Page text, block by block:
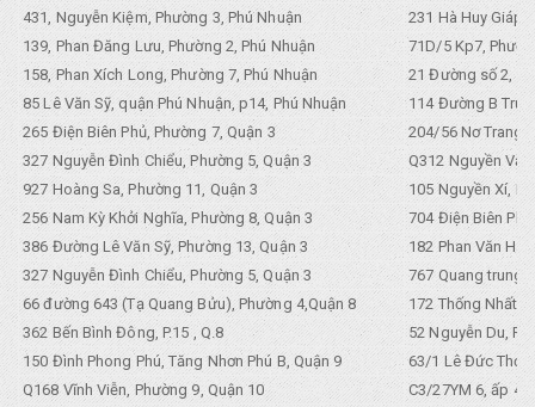
431, Nguyễn Kiệm, Phường 3, Phú Nhuận
231 Hà Huy Giáp,
139, Phan Đăng Lưu, Phường 2, Phú Nhuận
71D/5 Kp7,
158, Phan Xích Long, Phường 7, Phú Nhuận
21 Đường số 2,
85 Lê Văn Sỹ, quận Phú Nhuận, p14, Phú Nhuận
114 Đường B
265 Điện Biên Phủ, Phường 7, Quận 3
204/56 Nơ Trang
327 Nguyễn Đình Chiểu, Phường 5, Quận 3
Q312 Nguyền
927 Hoàng Sa, Phường 11, Quận 3
105 Nguyền Xí,
256 Nam Kỳ Khởi Nghĩa, Phường 8, Quận 3
704 Điện Biên
386 Đường Lê Văn Sỹ, Phường 13, Quận 3
182 Phan Văn
327 Nguyễn Đình Chiểu, Phường 5, Quận 3
767 Quang trung,
66 đường 643 (Tạ Quang Bửu), Phường 4,Quận 8
172 Thống Nhất.
362 Bến Bình Đông, P.15 , Q.8
52 Nguyễn Du,
150 Đình Phong Phú, Tăng Nhơn Phú B, Quận 9
63/1 Lê Đức Thọ,
Q168 Vĩnh Viễn, Phường 9, Quận 10
C3/27YM 6, ấp 4,